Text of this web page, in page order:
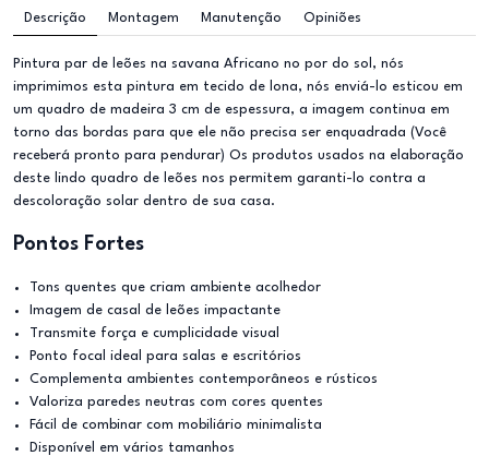
Descrição Montagem Manutenção Opiniões
Pintura par de leões na savana Africano no por do sol, nós
imprimimos esta pintura em tecido de lona, nós enviá-lo esticou em
um quadro de madeira 3 cm de espessura, a imagem continua em
torno das bordas para que ele não precisa ser enquadrada (Você
receberá pronto para pendurar) Os produtos usados na elaboração
deste lindo quadro de leões nos permitem garanti-lo contra a
descoloração solar dentro de sua casa.
Pontos Fortes
Tons quentes que criam ambiente acolhedor
Imagem de casal de leões impactante
Transmite força e cumplicidade visual
Ponto focal ideal para salas e escritórios
Complementa ambientes contemporâneos e rústicos
Valoriza paredes neutras com cores quentes
Fácil de combinar com mobiliário minimalista
Disponível em vários tamanhos